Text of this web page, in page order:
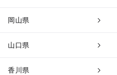
岡山県
山口県
香川県